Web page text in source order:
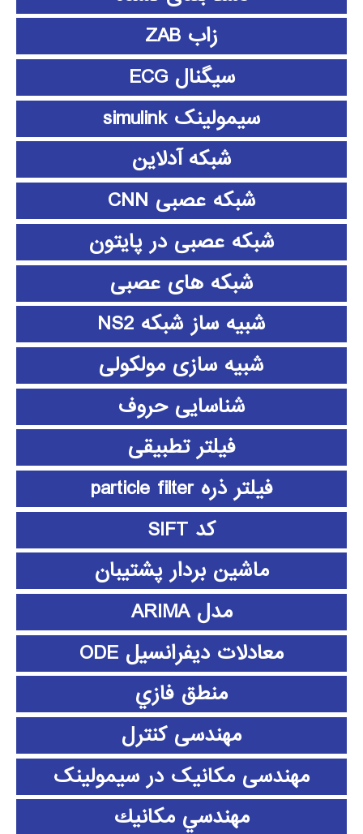
زاب ZAB
سیگنال ECG
سیمولینک simulink
شبکه آدلاین
شبکه عصبی CNN
شبکه عصبی در پایتون
شبکه های عصبی
شبیه ساز شبکه NS2
شبیه سازی مولکولی
شناسایی حروف
فیلتر تطبیقی
فیلتر ذره particle filter
کد SIFT
ماشین بردار پشتیبان
مدل ARIMA
معادلات دیفرانسیل ODE
منطق فازي
مهندسی کنترل
مهندسی مکانیک در سیمولینک
مهندسي مكانيك